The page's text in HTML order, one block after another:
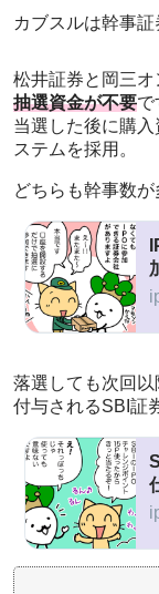
カブスルは幹事証
松井証券と岡三
抽選資金が不要で
当選した後に購
ステムを採用。
どちらも幹事数が
落選しても次回
付与されるSBI証